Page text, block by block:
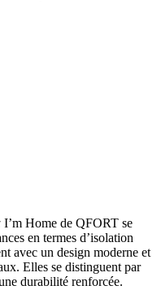
Home de QFORT se
en termes d’isolation
avec un design moderne et
Elles se distinguent par
durabilité renforcée.